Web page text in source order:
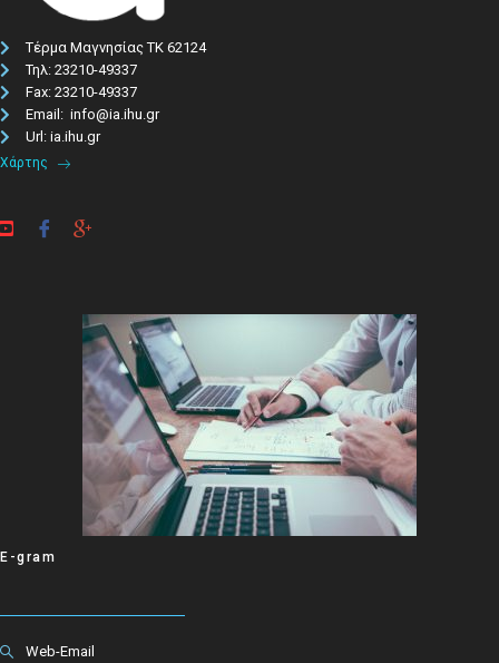
Τέρμα Μαγνησίας ΤΚ 62124
Τηλ: 23210-49337​
Fax: 23210-49337
Email: info@ia.ihu.gr
Url: ia.ihu.gr
Χάρτης
E-gram
Web-Email